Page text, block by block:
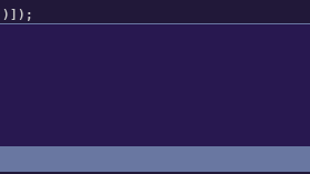
) ] ) ;